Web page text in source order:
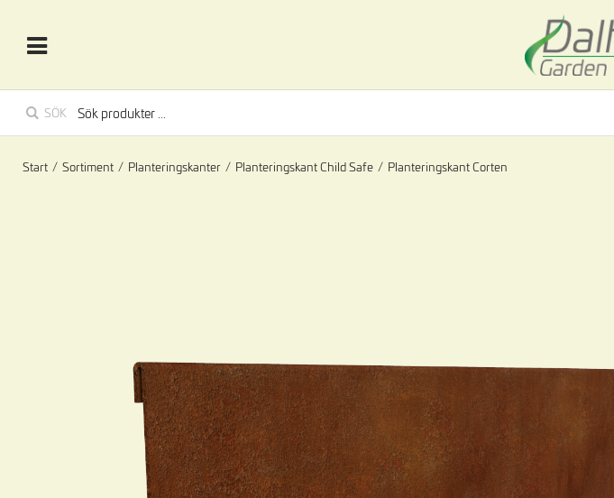
SÖK
Start / Sortiment / Planteringskanter / Planteringskant Child Safe / Planteringskant Corten